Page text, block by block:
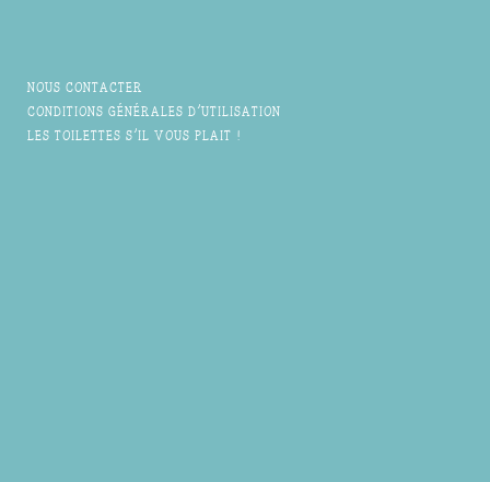
NOUS CONTACTER
CONDITIONS GÉNÉRALES D'UTILISATION
LES TOILETTES S'IL VOUS PLAIT !